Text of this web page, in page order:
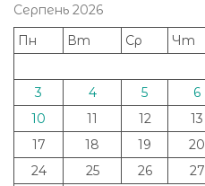
Серпень 2026
Пн
Вт Ср Чт
3
4 5 6
10
11 12 13
17
18 19 20
24
25 26 27